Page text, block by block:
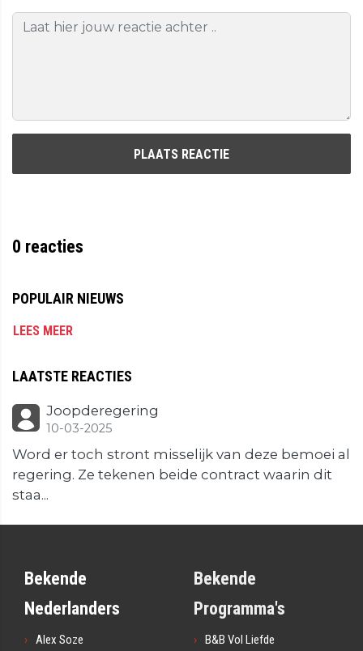
PLAATS REACTIE
0 reacties
POPULAIR NIEUWS
LEES MEER
LAATSTE REACTIES
Joopderegering
10-03-2025
Word er toch stront misselijk van deze bemoei al
regering. Ze tekenen beide contract waarin dit
staa...
Bekende
Nederlanders
Alex Soze
Bekende
Programma's
B&B Vol Liefde